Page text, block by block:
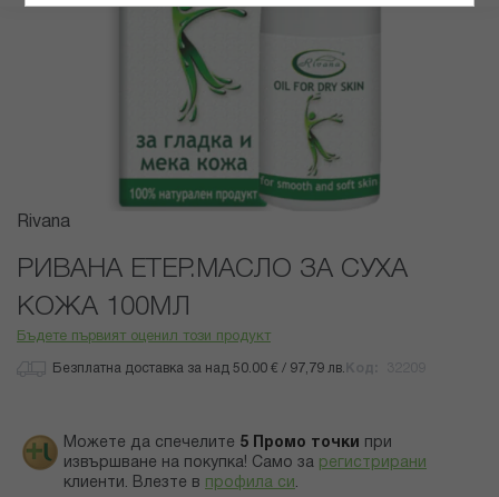
Преминете
началото
галерия
със
Rivana
РИВАНА ЕТЕР.МАСЛО ЗА СУХА
КОЖА 100МЛ
Бъдете първият оценил този продукт
Безплатна доставка за над 50.00 € / 97,79 лв.
Можете да спечелите 5 Промо точки
при
извършване на покупка! Само за регистрирани
клиенти. Влезте в профила си .